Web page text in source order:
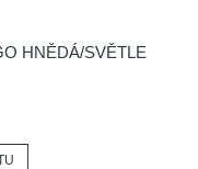
HNĚDÁ/SVĚTLE